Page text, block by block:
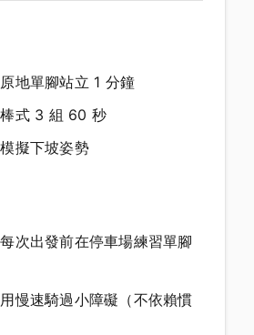
原地單腳站立 1 分鐘
棒式 3 組 60 秒
模擬下坡姿勢
每次出發前在停車場練習單腳
慢速騎過小障礙（不依賴慣